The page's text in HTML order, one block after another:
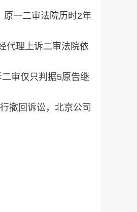
原一二审法院历时2年
代理上诉二审法院依
审仅只判据5原告继
撤回诉讼，北京公司